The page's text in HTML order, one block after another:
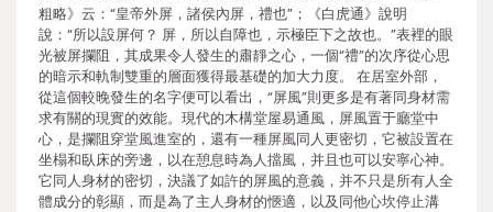
粗略》云：“皇帝外屏，諸侯內屏，禮也”；《白虎通》說明
說：“所以設屏何？ 屏，所以自障也，示極臣下之故也。”表裡的眼
光被屏攔阻，其成果令人發生的肅靜之心，一個“禮”的次序從心思
的暗示和軌制雙重的層面獲得最基礎的加大力度。 在居室外部，
從這個較晚發生的名字便可以看出，“屏風”則更多是有著同身材需
求有關的現實的效能。現代的木構堂屋易通風，屏風置于廳堂中
心，是攔阻穿堂風進室的，還有一種屏風同人更密切，它被設置在
坐榻和臥床的旁邊，以在憩息時為人擋風，并且也可以安寧心神。
它同人身材的密切，決議了如許的屏風的意義，并不只是所有人全
體成分的彰顯，而是為了主人身材的愜適，以及同他心坎停止溝